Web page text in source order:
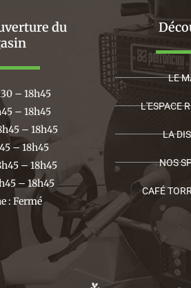
du
– 18h45
– 18h45
– 18h45
– 18h45
– 18h45
– 18h45
: Fermé
LE
L'ESPACE
LA
NOS
CAFÉ